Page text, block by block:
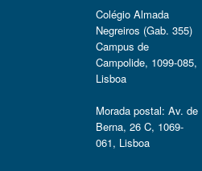
Colégio Almada
Negreiros (Gab. 355)
Campus de
Campolide, 1099-085,
Lisboa
Morada postal: Av. de
Berna, 26 C, 1069-
061, Lisboa